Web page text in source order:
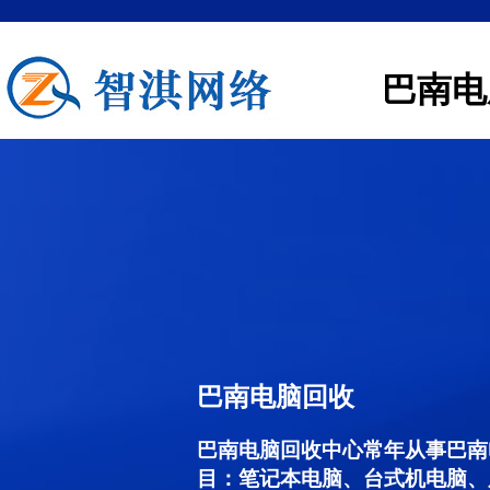
巴南
巴南电脑回收
巴南电脑回收中心常年从事巴
目：笔记本电脑、台式机电脑